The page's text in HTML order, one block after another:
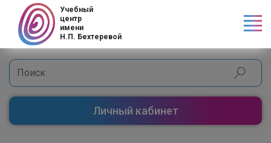
Учебный
центр
имени
Н.П. Бехтеревой
Личный кабинет
Код страны